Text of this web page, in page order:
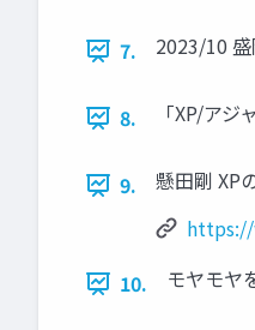
7. 2023/10
8. 「XP/アジ
9.
懸田剛 XP
10.
モヤモヤ